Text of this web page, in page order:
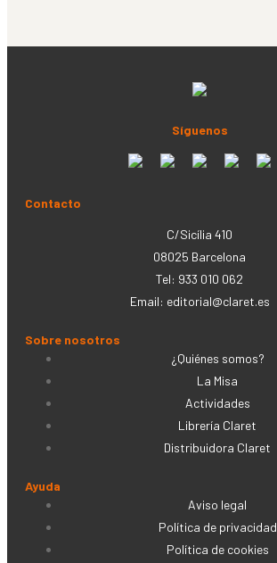
Síguenos
Contacto
C/Sicília 410
08025 Barcelona
Tel: 933 010 062
Email: editorial@claret.es
Sobre nosotros
¿Quiénes somos?
La Misa
Actividades
Librería Claret
Distribuidora Claret
Ayuda
Aviso legal
Política de privacidad
Política de cookies